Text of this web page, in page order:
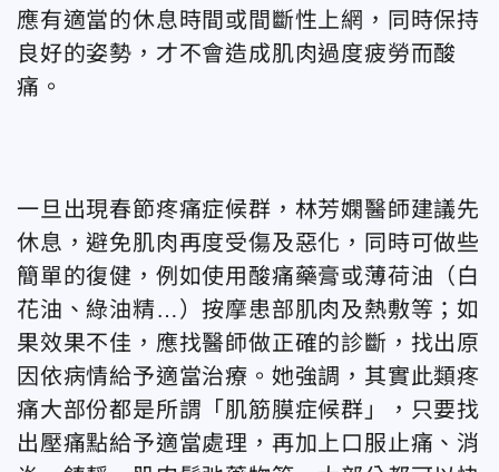
應有適當的休息時間或間斷性上網，同時保持
良好的姿勢，才不會造成肌肉過度疲勞而酸
痛。
一旦出現春節疼痛症候群，林芳嫻醫師建議先
休息，避免肌肉再度受傷及惡化，同時可做些
簡單的復健，例如使用酸痛藥膏或薄荷油（白
花油、綠油精…）按摩患部肌肉及熱敷等；如
果效果不佳，應找醫師做正確的診斷，找出原
因依病情給予適當治療。她強調，其實此類疼
痛大部份都是所謂「肌筋膜症候群」，只要找
出壓痛點給予適當處理，再加上口服止痛、消